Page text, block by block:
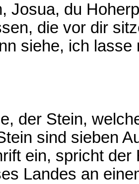
Josua, du
die vor dir
siehe, ich
der Stein,
sind sieben
ein, spricht
Landes an